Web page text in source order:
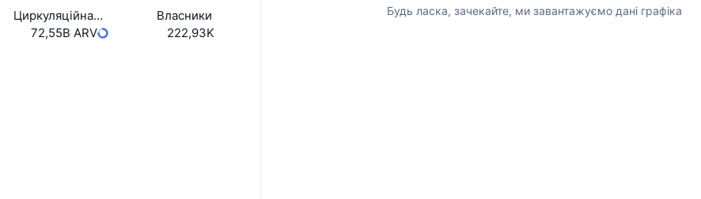
Циркуляційна пропозиція
72,55B ARV
Власники
222,93K
Будь ласка, зачекайте, ми завантажуємо дані графіка